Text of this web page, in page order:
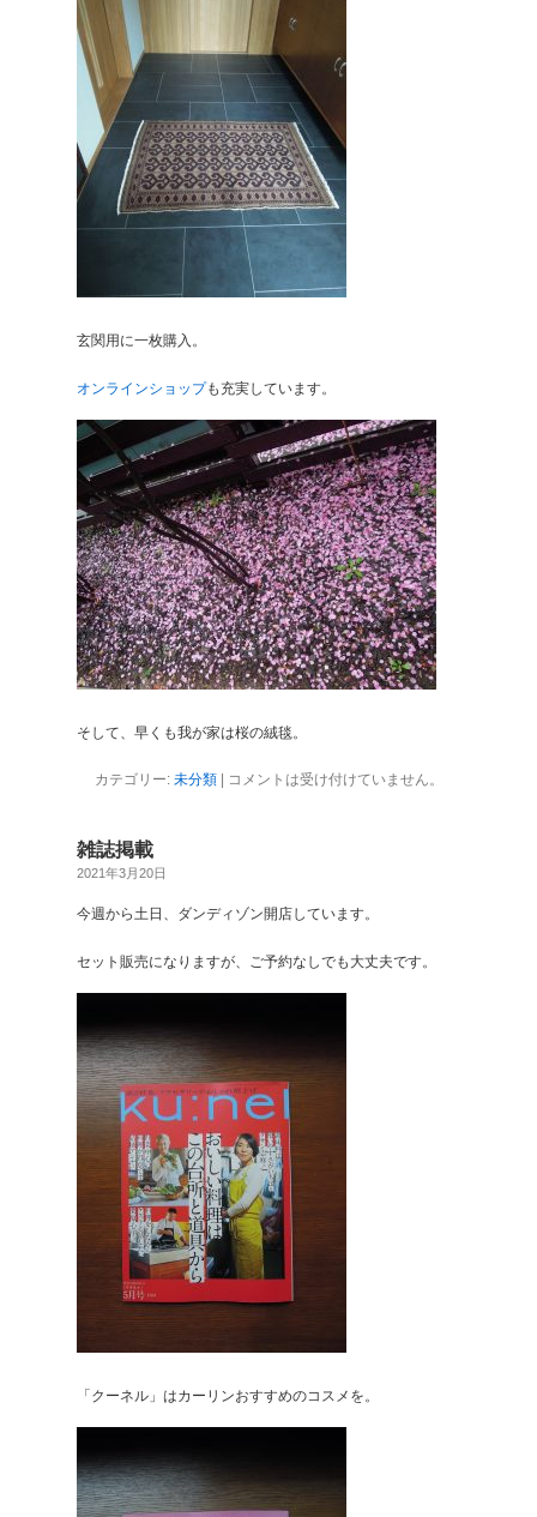
玄関用に一枚購入。
オンラインショップも充実しています。
そして、早くも我が家は桜の絨毯。
カテゴリー: 未分類| コメントは受け付けていません。
雑誌掲載
2021年3月20日
今週から土日、ダンディゾン開店しています。
セット販売になりますが、ご予約なしでも大丈夫です。
「クーネル」はカーリンおすすめのコスメを。